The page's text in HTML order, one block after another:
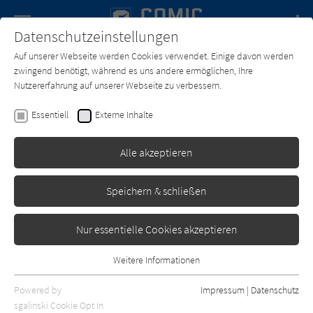
SUCHE Forum Charts Newsletter
Text: René Goscinny Zeichner:
Asterix 11: Asterix und der
Arvernerschild
Egmont
Datenschutzeinstellungen
Auf unserer Webseite werden Cookies verwendet. Einige davon werden
zwingend benötigt, während es uns andere ermöglichen, Ihre
Nutzererfahrung auf unserer Webseite zu verbessern.
Essentiell Externe Inhalte
Alle akzeptieren
Speichern & schließen
Nur essentielle Cookies akzeptieren
Essentielle Cookies werden für grundlegende Funktionen der
Webseite benötigt. Dadurch ist gewährleistet, dass die Webseite
Weitere Informationen
Powered by
sgalinski Cookie Opt In
Impressum | Datenschutz